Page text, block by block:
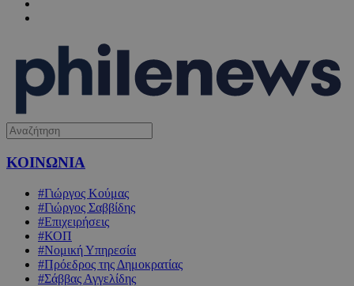
ΚΟΙΝΩΝΙΑ
#Γιώργος Κούμας
#Γιώργος Σαββίδης
#Επιχειρήσεις
#ΚΟΠ
#Νομική Υπηρεσία
#Πρόεδρος της Δημοκρατίας
#Σάββας Αγγελίδης